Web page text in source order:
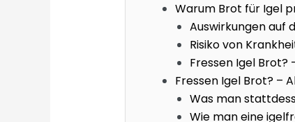
Warum Brot für Igel
Auswirkungen auf
Risiko von
Fressen Igel Brot?
Fressen Igel Brot? –
Was man
Wie man eine